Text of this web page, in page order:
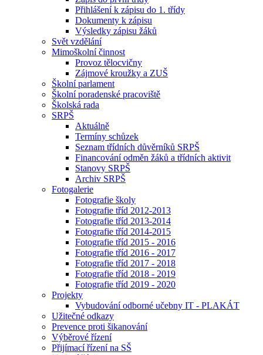
Přihlášení k zápisu do 1. třídy
Dokumenty k zápisu
Výsledky zápisu žáků
Svět vzdělání
Mimoškolní činnost
Provoz tělocvičny
Zájmové kroužky a ZUŠ
Školní parlament
Školní poradenské pracoviště
Školská rada
SRPŠ
Aktuálně
Termíny schůzek
Seznam třídních důvěrníků SRPŠ
Financování odměn žáků a třídních aktivit
Stanovy SRPŠ
Archiv SRPŠ
Fotogalerie
Fotografie školy
Fotografie tříd 2012-2013
Fotografie tříd 2013-2014
Fotografie tříd 2014-2015
Fotografie tříd 2015 - 2016
Fotografie tříd 2016 - 2017
Fotografie tříd 2017 - 2018
Fotografie tříd 2018 - 2019
Fotografie tříd 2019 - 2020
Projekty
Vybudování odborné učebny IT - PLAKÁT
Užitečné odkazy
Prevence proti šikanování
Výběrové řízení
Přijímací řízení na SŠ